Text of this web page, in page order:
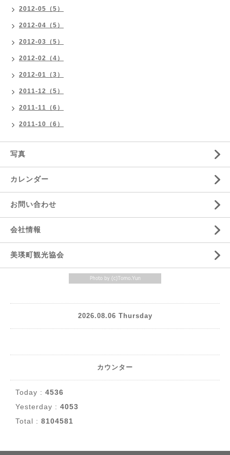
2012-05（5）
2012-04（5）
2012-03（5）
2012-02（4）
2012-01（3）
2011-12（5）
2011-11（6）
2011-10（6）
写真
カレンダー
お問い合わせ
会社情報
美瑛町観光協会
2026.08.06 Thursday
カウンター
Today : 4536
Yesterday : 4053
Total : 8104581